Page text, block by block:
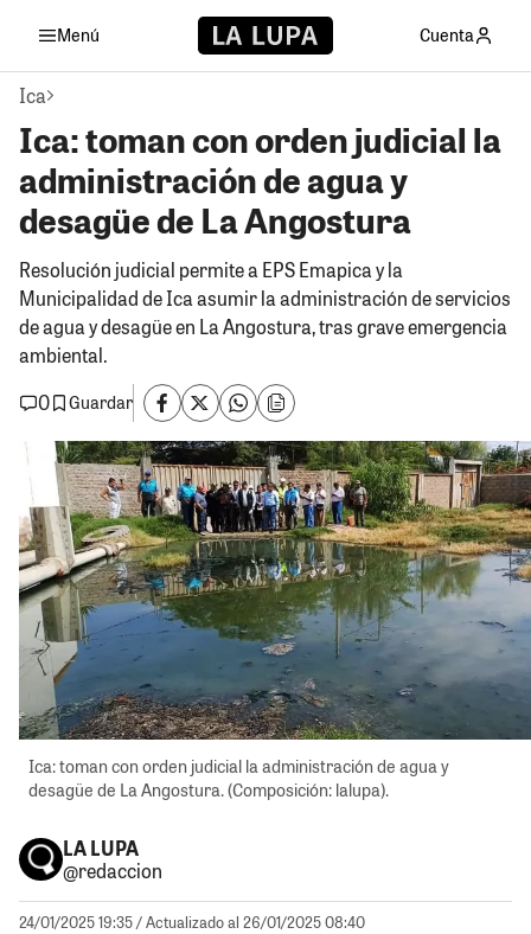
Menú Cuenta
Ica
Ica: toman con orden judicial la
administración de agua y
desagüe de La Angostura
Resolución judicial permite a EPS Emapica y la
Municipalidad de Ica asumir la administración de servicios
de agua y desagüe en La Angostura, tras grave emergencia
ambiental.
0
Guardar
Ica: toman con orden judicial la administración de agua y
desagüe de La Angostura. (Composición: lalupa).
LA LUPA
@redaccion
24/01/2025 19:35/ Actualizado al 26/01/2025 08:40